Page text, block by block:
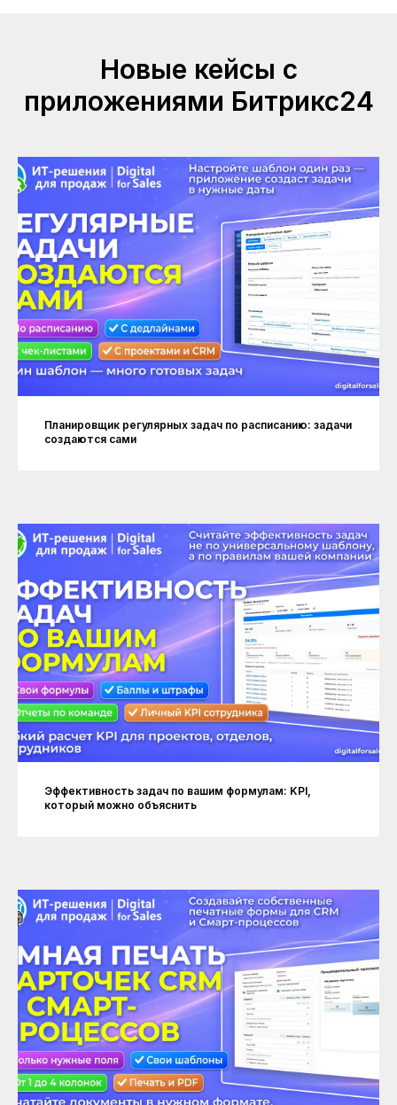
Новые кейсы с
приложениями Битрикс24
Планировщик регулярных задач по расписанию: задачи
создаются сами
Эффективность задач по вашим формулам: KPI,
который можно объяснить